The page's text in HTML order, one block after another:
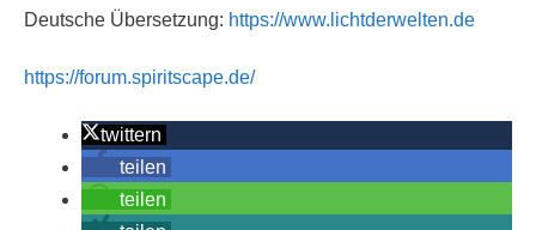
Deutsche Übersetzung: https://www.lichtderwelten.de
https://forum.spiritscape.de/
twittern
teilen
teilen